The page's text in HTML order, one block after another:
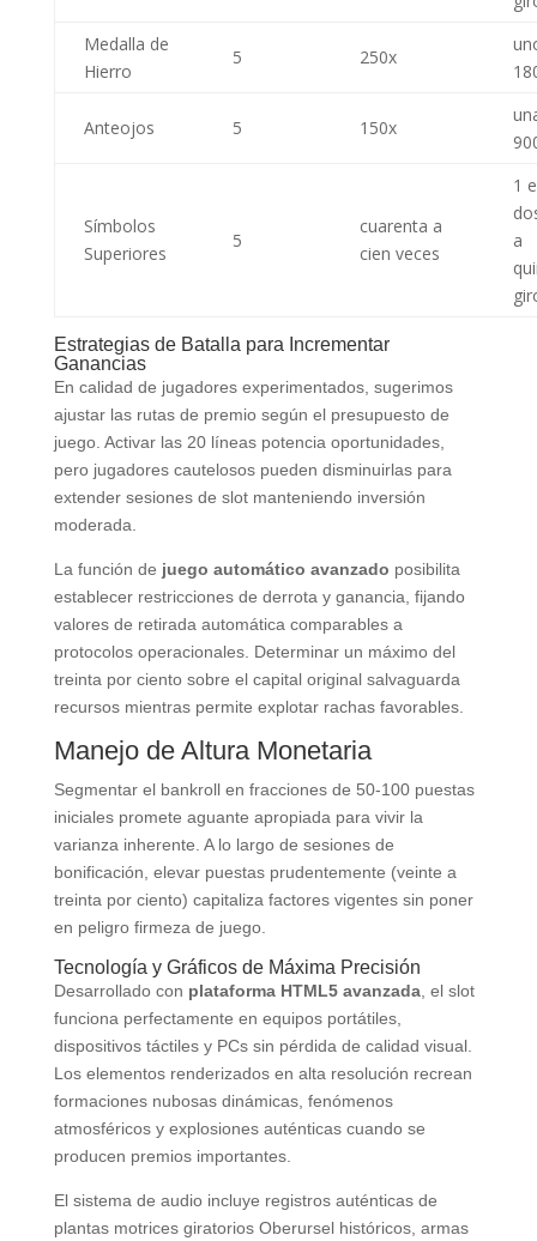
Medalla de
Hierro
5 250x
Anteojos 5 150x
Símbolos
Superiores
5
cuarenta a
cien veces
1
a
Estrategias de Batalla para Incrementar
Ganancias
En calidad de jugadores experimentados, sugerimos
ajustar las rutas de premio según el presupuesto de
juego. Activar las 20 líneas potencia oportunidades,
pero jugadores cautelosos pueden disminuirlas para
extender sesiones de slot manteniendo inversión
moderada.
La función de juego automático avanzado posibilita
establecer restricciones de derrota y ganancia, fijando
valores de retirada automática comparables a
protocolos operacionales. Determinar un máximo del
treinta por ciento sobre el capital original salvaguarda
recursos mientras permite explotar rachas favorables.
Manejo de Altura Monetaria
Segmentar el bankroll en fracciones de 50-100 puestas
iniciales promete aguante apropiada para vivir la
varianza inherente. A lo largo de sesiones de
bonificación, elevar puestas prudentemente (veinte a
treinta por ciento) capitaliza factores vigentes sin poner
en peligro firmeza de juego.
Tecnología y Gráficos de Máxima Precisión
Desarrollado con plataforma HTML5 avanzada, el slot
funciona perfectamente en equipos portátiles,
dispositivos táctiles y PCs sin pérdida de calidad visual.
Los elementos renderizados en alta resolución recrean
formaciones nubosas dinámicas, fenómenos
atmosféricos y explosiones auténticas cuando se
producen premios importantes.
El sistema de audio incluye registros auténticas de
plantas motrices giratorios Oberursel históricos, armas